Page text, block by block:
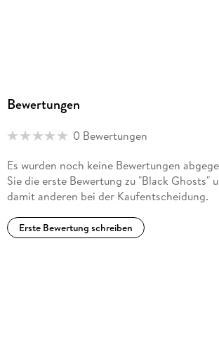
Bewertungen
0 Bewertungen
Es wurden noch keine Bewertungen
Sie die erste Bewertung zu "Black Ghosts"
damit anderen bei der Kaufentscheidung.
Erste Bewertung schreiben